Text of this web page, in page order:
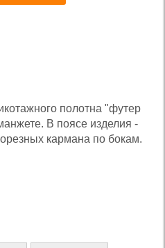
полотна "футер
В поясе изделия -
кармана по бокам.